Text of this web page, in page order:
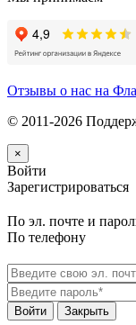
Отзывы о нас на
© 2011-2026
×
Войти
Зарегистрироваться
По эл. почте и
По телефону
Войти Закрыть